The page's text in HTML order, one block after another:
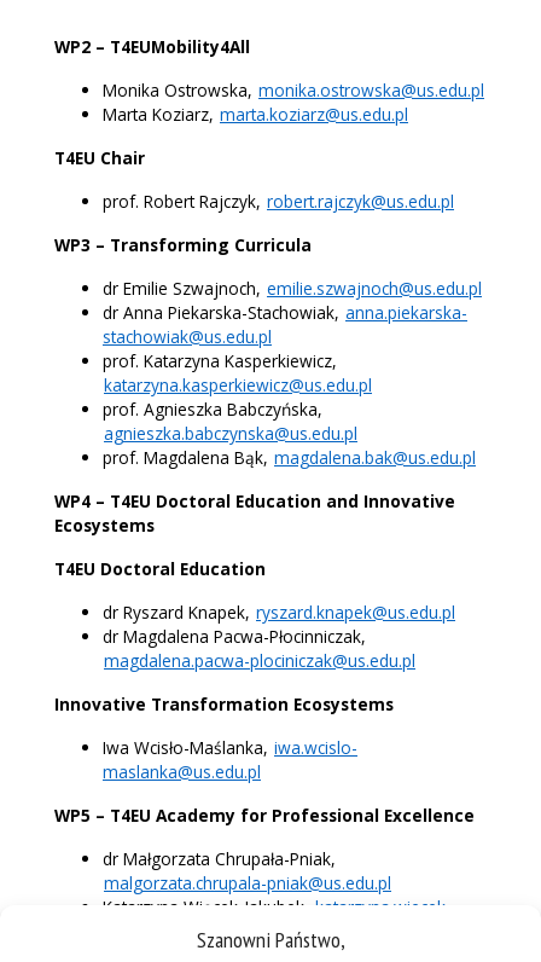
Szanowni Państwo,
WP2 – T4EUMobility4All
Monika Ostrowska, monika.ostrowska@us.edu.pl
Marta Koziarz, marta.koziarz@us.edu.pl
T4EU Chair
prof. Robert Rajczyk, robert.rajczyk@us.edu.pl
WP3 – Transforming Curricula
dr Emilie Szwajnoch, emilie.szwajnoch@us.edu.pl
dr Anna Piekarska-Stachowiak, anna.piekarska-
stachowiak@us.edu.pl
prof. Katarzyna Kasperkiewicz,
katarzyna.kasperkiewicz@us.edu.pl
prof. Agnieszka Babczyńska,
agnieszka.babczynska@us.edu.pl
prof. Magdalena Bąk, magdalena.bak@us.edu.pl
WP4 – T4EU Doctoral Education and Innovative
Ecosystems
T4EU Doctoral Education
dr Ryszard Knapek, ryszard.knapek@us.edu.pl
dr Magdalena Pacwa-Płocinniczak,
magdalena.pacwa-plociniczak@us.edu.pl
Innovative Transformation Ecosystems
Iwa Wcisło-Maślanka, iwa.wcislo-
maslanka@us.edu.pl
WP5 – T4EU Academy for Professional Excellence
dr Małgorzata Chrupała-Pniak,
malgorzata.chrupala-pniak@us.edu.pl
Katarzyna Więcek-Jakubek, katarzyna.wiecek-
jakubek@us.edu.pl